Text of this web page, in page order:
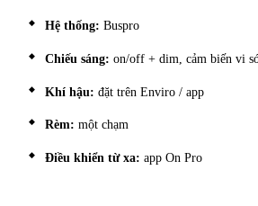
Hệ thống: Buspro
Chiếu sáng: on/off + dim, cảm biến vi
Khí hậu: đặt trên Enviro / app
Rèm: một chạm
Điều khiển từ xa: app On Pro